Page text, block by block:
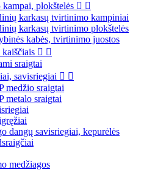
plokštelės  
karkasų tvirtinimo kampiniai
karkasų tvirtinimo plokštelės
kabės, tvirtinimo juostos
kaiščiais  
sraigtai
savisriegiai  
medžio sraigtai
metalo sraigtai
dangų savisriegiai, kepurėlės
medžiagos